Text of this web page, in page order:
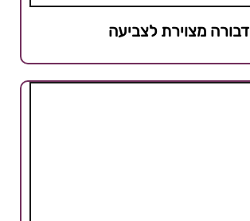
דבורה מצוירת לצביעה